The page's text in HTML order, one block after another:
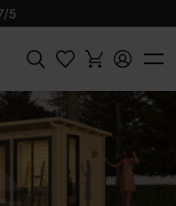
Cercare